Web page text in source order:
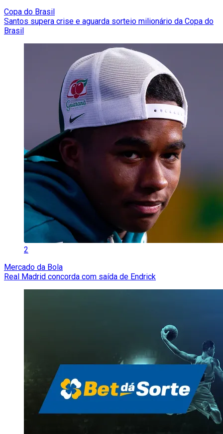
Copa do Brasil
Santos supera crise e aguarda sorteio milionário da Copa do
Brasil
2
Mercado da Bola
Real Madrid concorda com saída de Endrick